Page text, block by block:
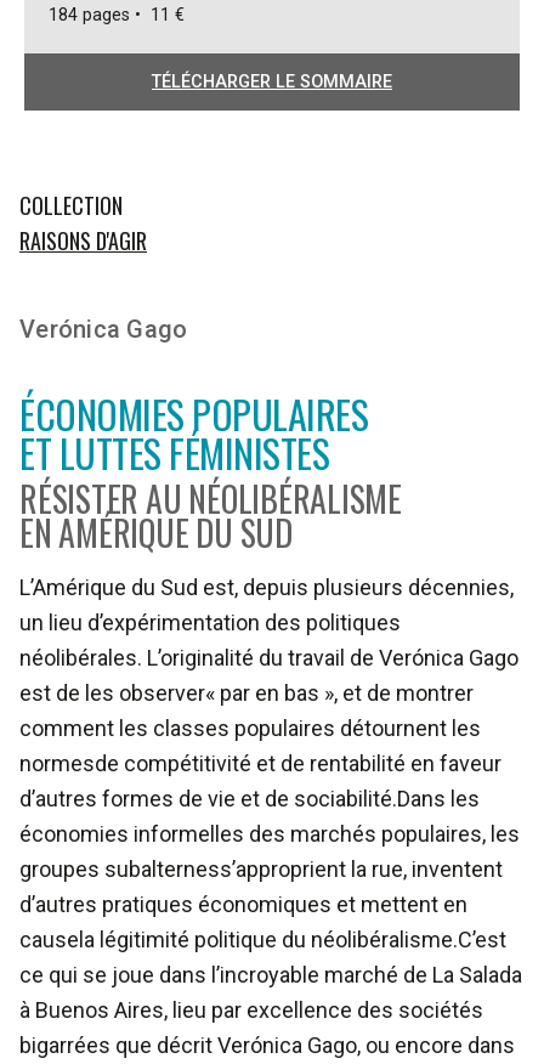
COLLECTION
RAISONS D'AGIR
Verónica Gago
ÉCONOMIES POPULAIRES
ET LUTTES FÉMINISTES
RÉSISTER AU NÉOLIBÉRALISME
EN AMÉRIQUE DU SUD
L’Amérique du Sud est, depuis plusieurs décennies,
un lieu d’expérimentation des politiques
néolibérales. L’originalité du travail de Verónica Gago
est de les observer« par en bas », et de montrer
comment les classes populaires détournent les
normesde compétitivité et de rentabilité en faveur
d’autres formes de vie et de sociabilité.Dans les
économies informelles des marchés populaires, les
groupes subalterness’approprient la rue, inventent
d’autres pratiques économiques et mettent en
causela légitimité politique du néolibéralisme.C’est
ce qui se joue dans l’incroyable marché de La Salada
à Buenos Aires, lieu par excellence des sociétés
bigarrées que décrit Verónica Gago, ou encore dans
184 pages • 11 €
TÉLÉCHARGER LE SOMMAIRE